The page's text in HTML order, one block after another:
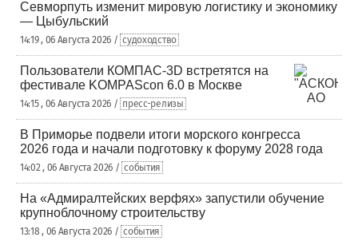
Севморпуть изменит мировую логистику и экономику
— Цыбульский
14:19 , 06 Августа 2026 / судоходство
Пользователи КОМПАС-3D встретятся на
фестивале KOMPAScon 6.0 в Москве
14:15 , 06 Августа 2026 / пресс-релизы
В Приморье подвели итоги морского конгресса
2026 года и начали подготовку к форуму 2028 года
14:02 , 06 Августа 2026 / события
На «Адмиралтейских верфях» запустили обучение
крупноблочному строительству
13:18 , 06 Августа 2026 / события